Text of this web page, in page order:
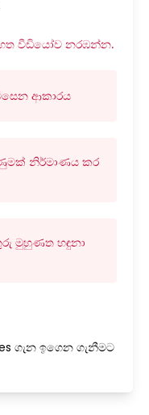
වීඩියෝව නරඹන්න.
ආකාරය
නිර්මාණය කර
මුහුණත හඳුනා
ගැන ඉගෙන ගැනීමට